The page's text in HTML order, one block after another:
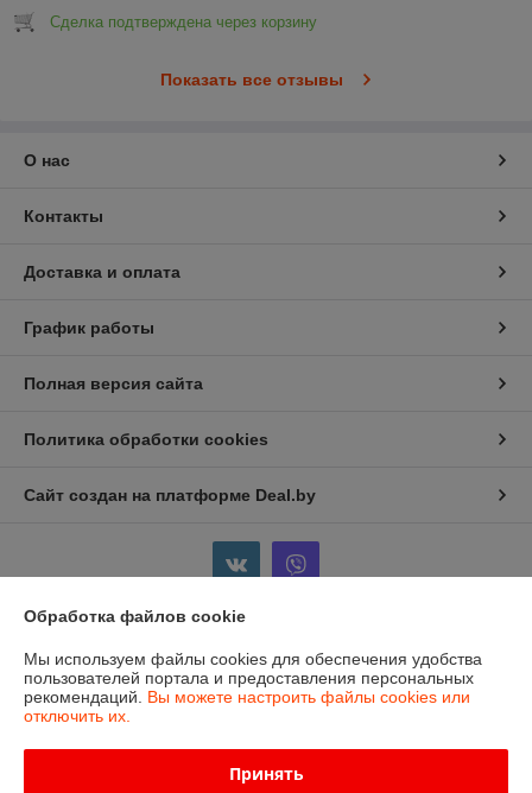
Сделка подтверждена через корзину
Показать все отзывы
О нас
Контакты
Доставка и оплата
График работы
Полная версия сайта
Политика обработки cookies
Сайт создан на платформе Deal.by
Информация для покупателя
Индивидуальный предприниматель:ИП Бойков Сергей Евгеньевич
Гродненская область, г.Лида, пр-т Победы, 1-8
Регистрационный номер ЕГР: 591354369
Обработка файлов cookie
Мы используем файлы cookies для обеспечения удобства
пользователей портала и предоставления персональных
рекомендаций. Вы можете настроить файлы cookies или
отключить их.
Принять